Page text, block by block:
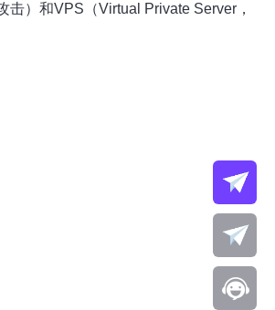
）和VPS（Virtual Private Server，